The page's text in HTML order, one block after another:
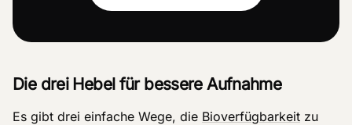
Die drei Hebel für bessere Aufnahme
Es gibt drei einfache Wege, die Bioverfügbarkeit zu